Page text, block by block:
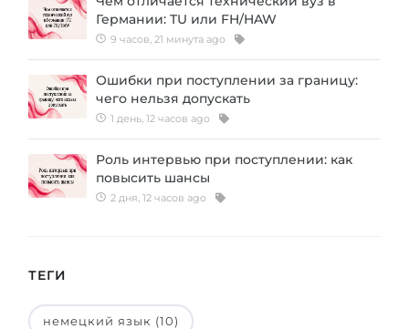
Германии: TU или FH/HAW
9 часов, 21 минута ago
Ошибки при поступлении за границу:
чего нельзя допускать
1 день, 12 часов ago
Роль интервью при поступлении: как
повысить шансы
2 дня, 12 часов ago
ТЕГИ
немецкий язык (10)